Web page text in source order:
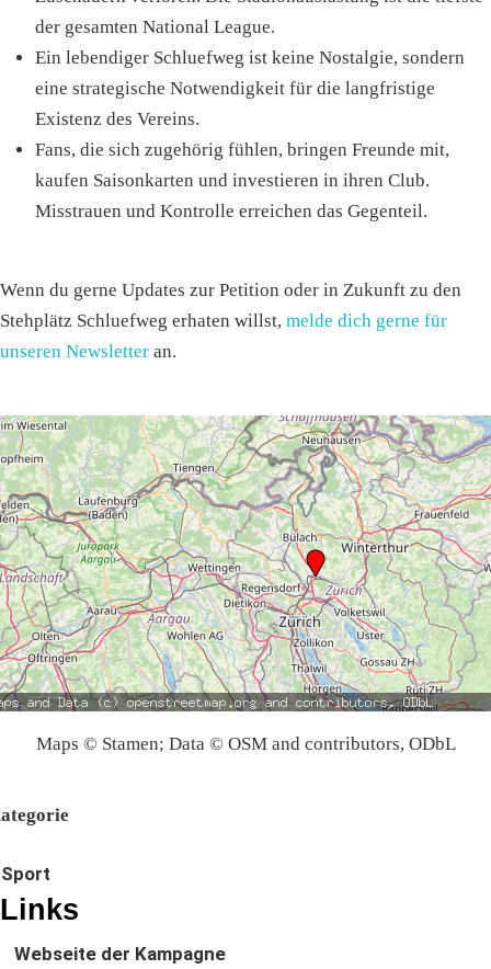
der gesamten National League.
Ein lebendiger Schluefweg ist keine Nostalgie, sondern
eine strategische Notwendigkeit für die langfristige
Existenz des Vereins.
Fans, die sich zugehörig fühlen, bringen Freunde mit,
kaufen Saisonkarten und investieren in ihren Club.
Misstrauen und Kontrolle erreichen das Gegenteil.
Wenn du gerne Updates zur Petition oder in Zukunft zu den
Stehplätz Schluefweg erhaten willst, melde dich gerne für
unseren Newsletter an.
Maps © Stamen; Data © OSM and contributors, ODbL
Sport
Links
Webseite der Kampagne